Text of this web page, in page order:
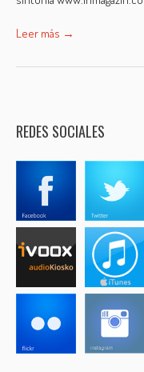
Leer más →
REDES SOCIALES